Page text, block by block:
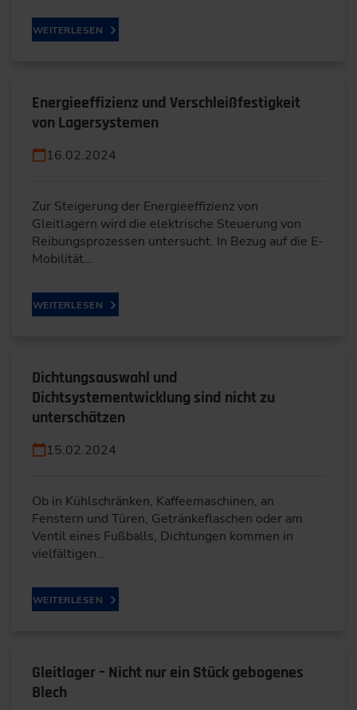
WEITERLESEN
Energieeffizienz und Verschleißfestigkeit
von Lagersystemen
16.02.2024
Zur Steigerung der Energieeffizienz von
Gleitlagern wird die elektrische Steuerung von
Reibungsprozessen untersucht. In Bezug auf die E-
Mobilität…
WEITERLESEN
Dichtungsauswahl und
Dichtsystementwicklung sind nicht zu
unterschätzen
15.02.2024
Ob in Kühlschränken, Kaffeemaschinen, an
Fenstern und Türen, Getränkeflaschen oder am
Ventil eines Fußballs, Dichtungen kommen in
vielfältigen…
WEITERLESEN
Gleitlager – Nicht nur ein Stück gebogenes
Blech